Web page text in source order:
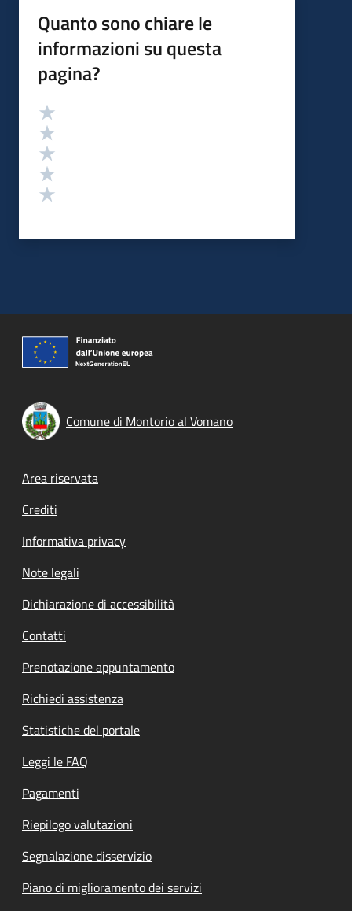
Quanto sono chiare le
informazioni su questa
pagina?
Valutazione
Comune di Montorio al Vomano
Footer menu
Area riservata
Crediti
Informativa privacy
Note legali
Dichiarazione di accessibilità
Contatti
Prenotazione appuntamento
Richiedi assistenza
Statistiche del portale
Leggi le FAQ
Pagamenti
Riepilogo valutazioni
Segnalazione disservizio
Piano di miglioramento dei servizi